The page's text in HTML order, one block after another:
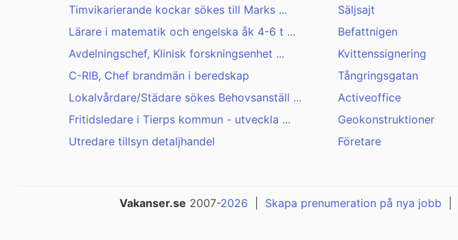
Timvikarierande kockar sökes till Marks ...
Lärare i matematik och engelska åk 4-6 t ...
Avdelningschef, Klinisk forskningsenhet ...
C-RIB, Chef brandmän i beredskap
Lokalvårdare/Städare sökes Behovsanställ ...
Fritidsledare i Tierps kommun - utveckla ...
Utredare tillsyn detaljhandel
Säljsajt
Befattnigen
Kvittenssignering
Tångringsgatan
Activeoffice
Geokonstruktioner
Företare
Vakanser.se 2007-2026 Skapa prenumeration på nya jobb